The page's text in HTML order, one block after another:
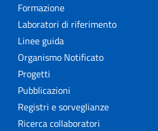
Formazione
Laboratori di riferimento
Linee guida
Organismo Notificato
Progetti
Pubblicazioni
Registri e sorveglianze
Ricerca collaboratori